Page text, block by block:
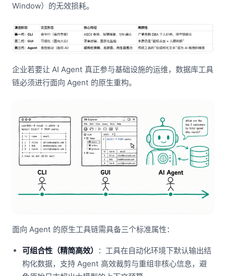
Window）的无效损耗。
企业若要让 AI Agent 真正参与基础设施的运维，数据库工具
链必须进行面向 Agent 的原生重构。
面向 Agent 的原生工具链需具备三个标准属性：
可组合性（精简高效） ：工具在自动化环境下默认输出结
构化数据，支持 Agent 高效裁剪与重组非核心信息，避